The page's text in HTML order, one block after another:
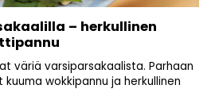
– herkullinen
väriä varsiparsakaalista. Parhaan
wokkipannu ja herkullinen